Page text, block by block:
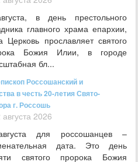
в день престольного
главного храма епархии,
Церковь прославляет святого
Божия Илии, в городе
бл...
Россошанский и
в честь 20-летия Свято-
г. Россошь
августа 2026
для россошанцев –
дата. Это день
святого пророка Божия